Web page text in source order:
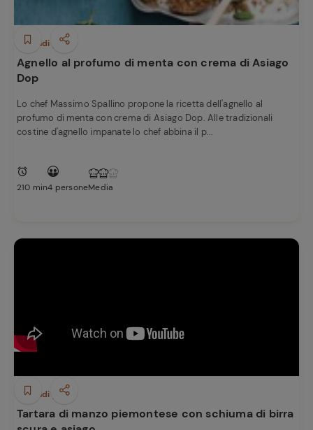
Secondi piatti
Agnello al profumo di menta con crema di Asiago
Dop
Lo chef Massimo Spallino propone la ricetta dell'agnello al
profumo di menta con crema di Asiago Dop. Alle tradizionali
costine d'agnello impanate lo chef abbina il p...
210 min4 personeMedia
Secondi piatti
Tartara di manzo piemontese con schiuma di birra